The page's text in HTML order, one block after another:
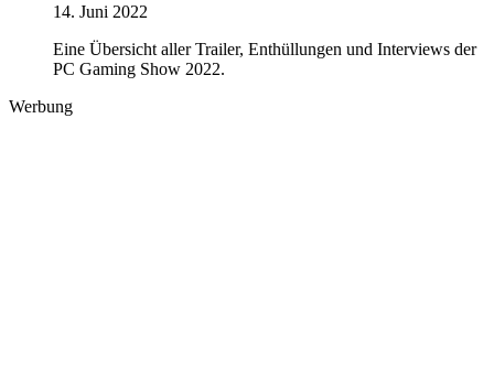
14. Juni 2022
Eine Übersicht aller Trailer, Enthüllungen und Interviews der
PC Gaming Show 2022.
Werbung